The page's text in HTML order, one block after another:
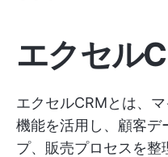
エクセル
エクセルCRMとは、
機能を活用し、顧客デ
プ、販売プロセスを整